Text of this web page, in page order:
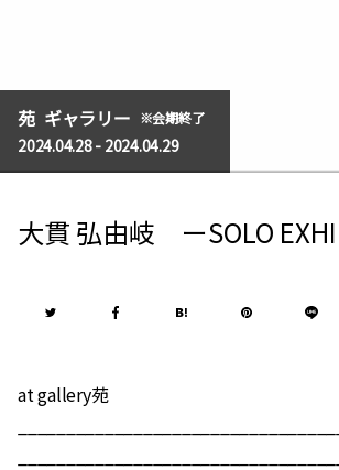
苑 ギャラリー 会期終了
2024.04.28 - 2024.04.29
大貫 弘由岐 ーSOLO
at gallery苑